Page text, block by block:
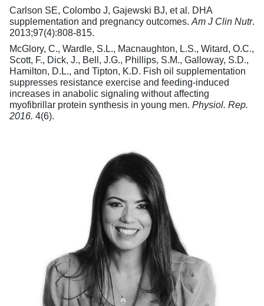
Carlson SE, Colombo J, Gajewski BJ, et al. DHA
supplementation and pregnancy outcomes. Am J Clin Nutr.
2013;97(4):808-815.
McGlory, C., Wardle, S.L., Macnaughton, L.S., Witard, O.C.,
Scott, F., Dick, J., Bell, J.G., Phillips, S.M., Galloway, S.D.,
Hamilton, D.L., and Tipton, K.D. Fish oil supplementation
suppresses resistance exercise and feeding-induced
increases in anabolic signaling without affecting
myofibrillar protein synthesis in young men. Physiol. Rep.
2016. 4(6).